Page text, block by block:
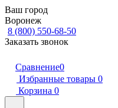
Ваш город
Воронеж
8 (800) 550-68-50
Заказать звонок
Сравнение0
Избранные товары 0
Корзина 0